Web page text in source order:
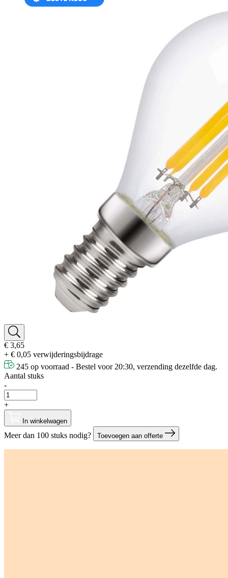
€ 3,65
+ € 0,05 verwijderingsbijdrage
245 op voorraad - Bestel voor 20:30, verzending dezelfde dag.
Aantal stuks
-
+
In winkelwagen
Meer dan 100 stuks nodig? Toevoegen aan offerte